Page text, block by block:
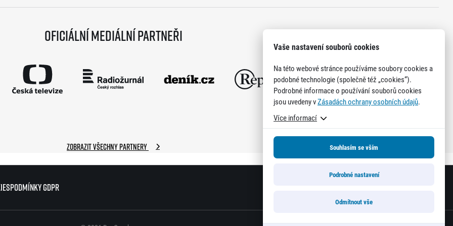
Podmínky GDPR
Oficiální mediální partneři
Zobrazit všechny partnery
Podmínky GDPR
Vaše nastavení souborů cookies
Na této webové stránce používáme soubory cookies a
podobné technologie (společně též „cookies“).
Podrobné informace o používání souborů cookies
jsou uvedeny vZásadách ochrany osobních údajů.
Více informací
Souhlasím se vším
Podrobné nastavení
Odmítnout vše